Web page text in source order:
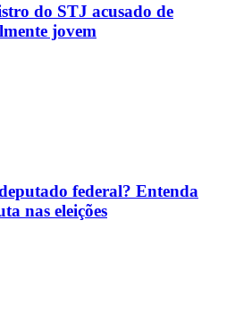
do STJ acusado de
jovem
federal? Entenda
nas eleições